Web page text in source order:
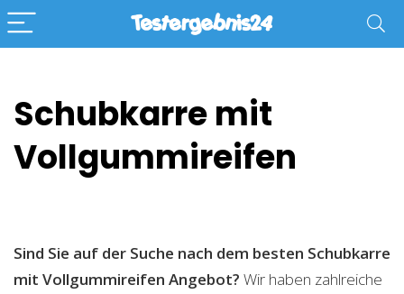
Schubkarre mit
Vollgummireifen
Sind Sie auf der Suche nach dem besten Schubkarre
mit Vollgummireifen Angebot? Wir haben zahlreiche